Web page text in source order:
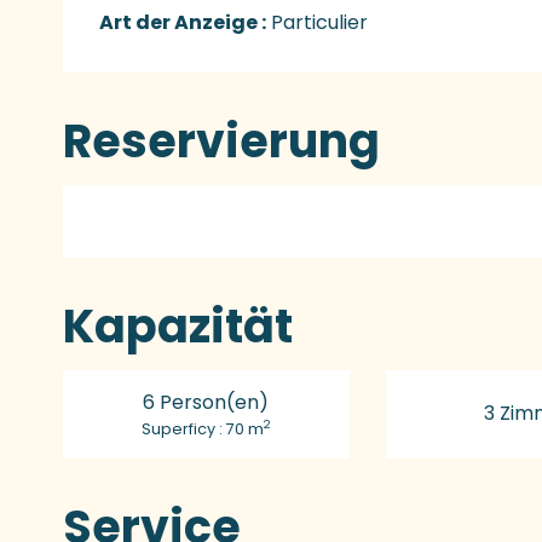
Art der Anzeige : Particulier
Reservierung
Kapazität
6 Person(en)
Superficy : 70 m2 3
Service